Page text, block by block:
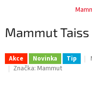
Mammut
Akce Novinka Tip
Značka: Mammut